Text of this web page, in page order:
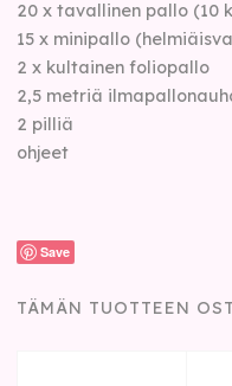
20 x tavallinen pallo (10
15 x minipallo
2 x kultainen foliopallo
2,5 metriä
2 pilliä
ohjeet
Save
TÄMÄN TUOTTEEN